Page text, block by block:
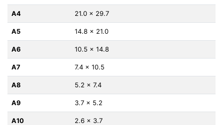
A4 21.0 x 29.7
A5 14.8 x 21.0
A6 10.5 x 14.8
A7 7.4 x 10.5
A8 5.2 x 7.4
A9 3.7 x 5.2
A10 2.6 x 3.7